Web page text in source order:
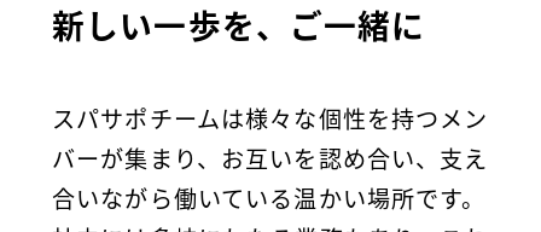
新しい一歩を、ご一緒に
スパサポチームは様々な個性を持つメン
バーが集まり、お互いを認め合い、支え
合いながら働いている温かい場所です。